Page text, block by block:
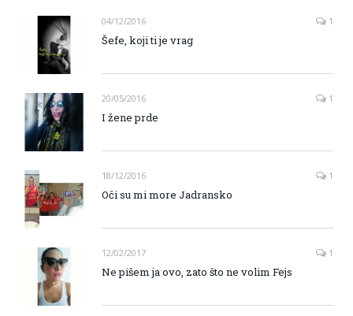
04/12/2016 1
Šefe, koji ti je vrag
20/05/2016 1
I žene prde
18/12/2016 1
Oči su mi more Jadransko
12/02/2017 1
Ne pišem ja ovo, zato što ne volim Fejs